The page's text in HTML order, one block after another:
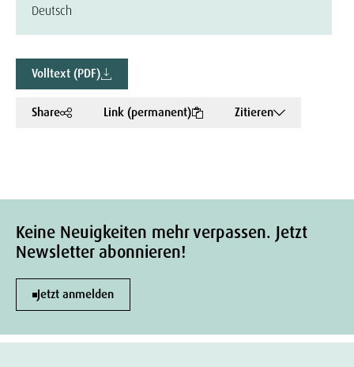
Deutsch
Volltext (PDF)
Share Link (permanent) Zitieren
Keine Neuigkeiten mehr verpassen. Jetzt
Newsletter abonnieren!
Jetzt anmelden